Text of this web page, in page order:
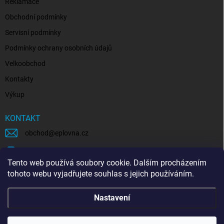
Tento web používá soubory cookie. Dalším procházením
tohoto webu vyjadřujete souhlas s jejich používáním.
Nastavení
Obchodní podmínky
Servisní podmínky
Podmínky ochrany osobních údajů
Velkoobchod
Kontakty
Výkup
KONTAKT
obchod @eplovna.cz
eplovna.cz